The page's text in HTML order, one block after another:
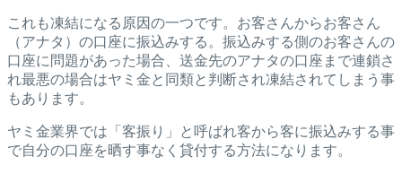
これも凍結になる原因の一つです。お客さんからお客さん
（アナタ）の口座に振込みする。振込みする側のお客さんの
口座に問題があった場合、送金先のアナタの口座まで連鎖さ
れ最悪の場合はヤミ金と同類と判断され凍結されてしまう事
もあります。
ヤミ金業界では「客振り」と呼ばれ客から客に振込みする事
で自分の口座を晒す事なく貸付する方法になります。